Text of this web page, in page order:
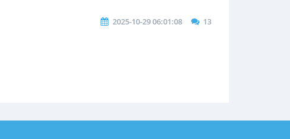
2025-10-29 06:01:08 13